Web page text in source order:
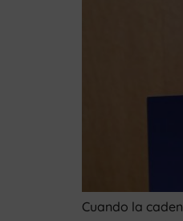
Cuando la